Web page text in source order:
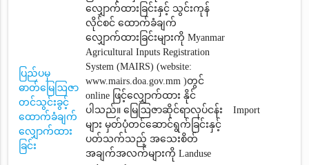
ပြည်ပမှ
ဓာတ်မြေဩဇာ
တင်သွင်းခွင့်
ထောက်ခံချက်
လျှောက်ထား
ခြင်း
လျှောက်ထားခြင်းနှင့် သွင်းကုန်
လိုင်စင် ထောက်ခံချက်‌
လျှောက်ထားခြင်းများကို Myanmar
Agricultural Inputs Registration
System (MAIRS) (website:
www.mairs.doa.gov.mm )တွင်
online ဖြင့်လျှောက်ထား နိုင်
ပါသည်။ မြေဩဇာဆိုင်ရာလုပ်ငန်း
များ မှတ်ပုံတင်ဆောင်ရွက်ခြင်းနှင့်
ပတ်သက်သည့် အသေးစိတ်
အချက်အလက်များကို Landuse
Import